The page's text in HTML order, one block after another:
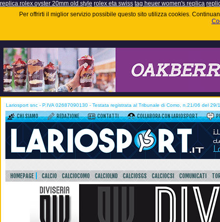
replica rolex oyster 20mm old style rolex eta swiss tag heuer women's replica
Per offrirti il miglior servizio possibile questo sito utilizza cookies.
Lariosport snc - P.IVA 02687090130 - Testata registrata al Tribunale di Como, n.21/06 del 29/
CHI SIAMO REDAZIONE CONTATTI COLLABORA CON LARIOSPORT
HOMEPAGE CALCIO CALCIOCOMO CALCIOLND CALCIOSGS CALCIOCSI COMUNICATI